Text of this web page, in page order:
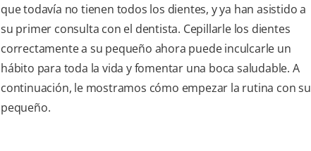
que todavía no tienen todos los dientes, y ya han asistido a
su primer consulta con el dentista. Cepillarle los dientes
correctamente a su pequeño ahora puede inculcarle un
hábito para toda la vida y fomentar una boca saludable. A
continuación, le mostramos cómo empezar la rutina con su
pequeño.